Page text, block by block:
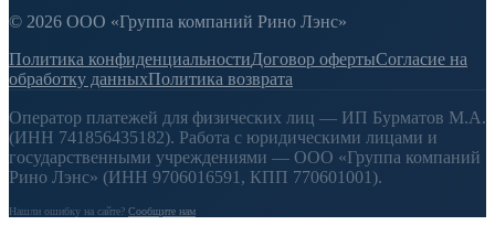
© 2026 ООО «Группа компаний Рино Лэнс»
Политика конфиденциальностиДоговор офертыСогласие на
обработку данныхПолитика возврата
Оператор платежей для физических лиц — ИП Бурматов М.А.
(ИНН 741856435182). Работа с юридическими лицами и
государственными учреждениями — ООО «Группа компаний
Рино Лэнс» (ИНН 9706016591, КПП 770601001).
Нашли ошибку на сайте? Сообщите нам